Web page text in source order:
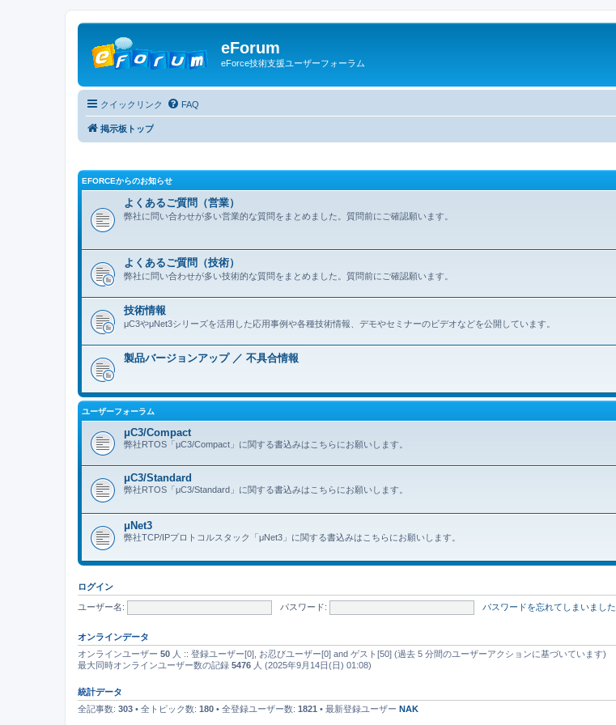
eForum
eForce技術支援ユーザーフォーラム
クイックリンク FAQ
掲示板トップ
EFORCEからのお知らせ
よくあるご質問（営業）
弊社に問い合わせが多い営業的な質問をまとめました。質問前にご確認願います。
よくあるご質問（技術）
弊社に問い合わせが多い技術的な質問をまとめました。質問前にご確認願います。
技術情報
μC3やμNet3シリーズを活用した応用事例や各種技術情報、デモやセミナーのビデオなどを公開しています。
製品バージョンアップ ／ 不具合情報
ユーザーフォーラム
μC3/Compact
弊社RTOS「μC3/Compact」に関する書込みはこちらにお願いします。
μC3/Standard
弊社RTOS「μC3/Standard」に関する書込みはこちらにお願いします。
μNet3
弊社TCP/IPプロトコルスタック「μNet3」に関する書込みはこちらにお願いします。
ログイン
ユーザー名: パスワード: パスワードを忘れてしまいました
オンラインデータ
オンラインユーザー 50 人 :: 登録ユーザー[0], お忍びユーザー[0] and ゲスト[50] (過去 5 分間のユーザーアクションに基づいています)
最大同時オンラインユーザー数の記録 5476 人 (2025年9月14日(日) 01:08)
統計データ
全記事数: 303 • 全トピック数: 180 • 全登録ユーザー数: 1821 • 最新登録ユーザー NAK